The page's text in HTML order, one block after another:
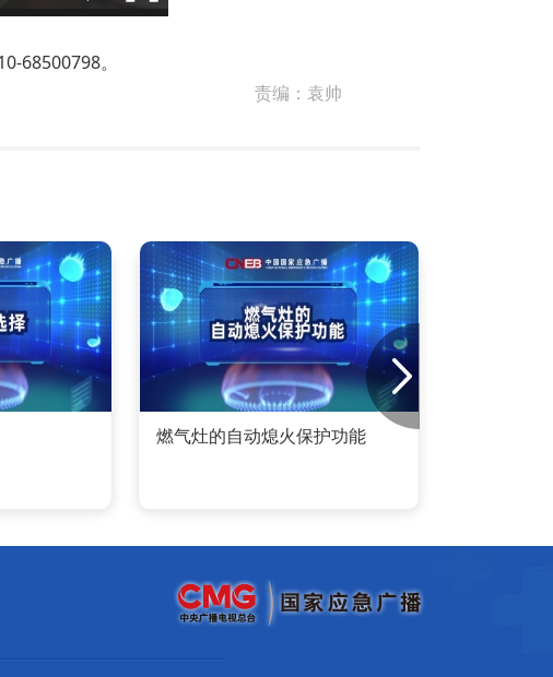
68500798。
责编： 袁帅
燃气灶的自动熄火保护功能